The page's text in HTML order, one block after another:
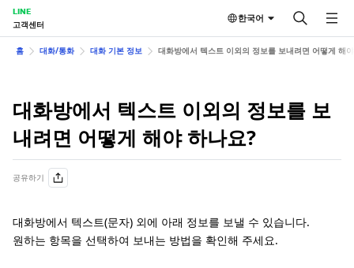
LINE
고객센터
한국어
홈 대화/통화 대화 기본 정보 대화방에서 텍스트 이외의 정보를 보내려면 어떻게 해
대화방에서 텍스트 이외의 정보를 보
내려면 어떻게 해야 하나요?
공유하기
대화방에서 텍스트(문자) 외에 아래 정보를 보낼 수 있습니다.
원하는 항목을 선택하여 보내는 방법을 확인해 주세요.